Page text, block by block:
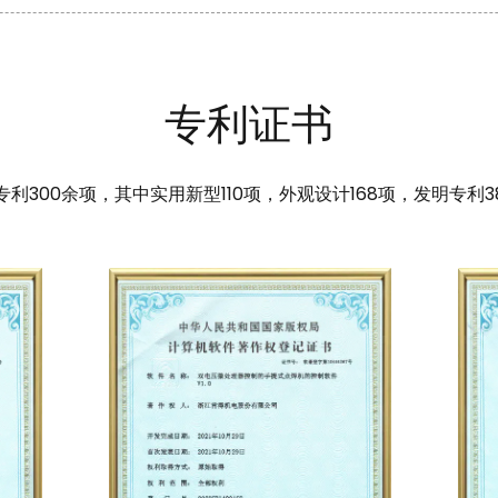
专利证书
利300余项，其中实用新型110项，外观设计168项，发明专利